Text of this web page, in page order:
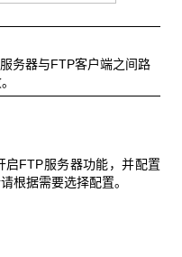
务器与FTP客户端之间路
启FTP服务器功能，并配置
根据需要选择配置。